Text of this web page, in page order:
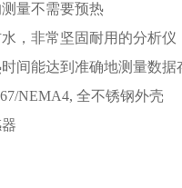
量不需要预热
，非常坚固耐用的分析仪
间能达到准确地测量数据
NEMA4, 全不锈钢外壳